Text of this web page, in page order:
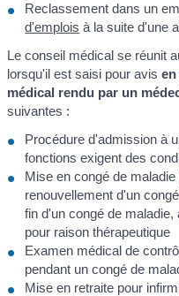
Reclassement dans un
d'emplois à la suite d'une
Le conseil médical se réunit
lorsqu'il est saisi pour avis
médical rendu par un
suivantes :
Procédure d'admission à
fonctions exigent des
Mise en congé de
renouvellement d'un
fin d'un congé de
pour raison thérapeutique
Examen médical de
pendant un congé de
Mise en retraite pour